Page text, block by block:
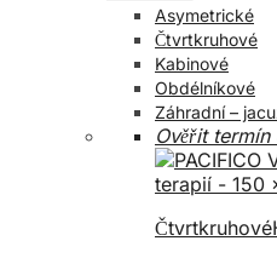
Asymetrické
Čtvrtkruhové
Kabinové
Obdélníkové
Záhradní –
Ověřit termín
Čtvrtkruhové